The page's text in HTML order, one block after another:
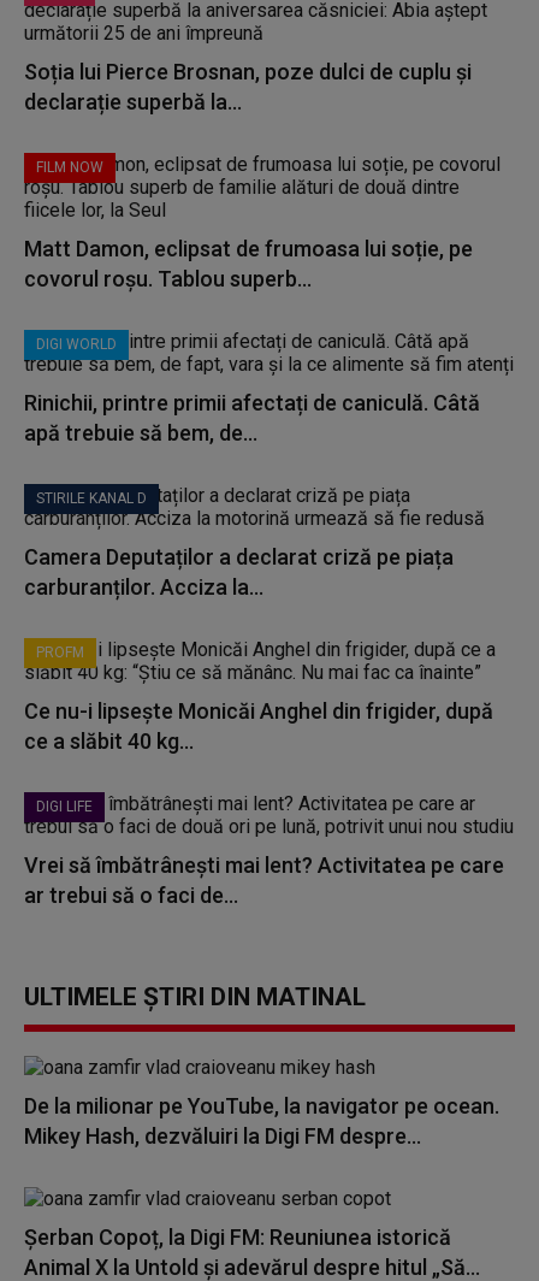
Soția lui Pierce Brosnan, poze dulci de cuplu și
declarație superbă la...
FILM NOW
Matt Damon, eclipsat de frumoasa lui soție, pe
covorul roșu. Tablou superb...
DIGI WORLD
Rinichii, printre primii afectați de caniculă. Câtă
apă trebuie să bem, de...
STIRILE KANAL D
Camera Deputaților a declarat criză pe piața
carburanților. Acciza la...
PROFM
Ce nu-i lipsește Monicăi Anghel din frigider, după
ce a slăbit 40 kg...
DIGI LIFE
Vrei să îmbătrânești mai lent? Activitatea pe care
ar trebui să o faci de...
ULTIMELE ȘTIRI DIN MATINAL
De la milionar pe YouTube, la navigator pe ocean.
Mikey Hash, dezvăluiri la Digi FM despre...
Șerban Copoț, la Digi FM: Reuniunea istorică
Animal X la Untold și adevărul despre hitul „Să...